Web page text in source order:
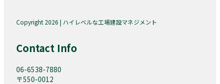
Copyright 2026 | ハイレベルな工場建設マネジメント
Contact Info
06-6538-7880
〒550-0012